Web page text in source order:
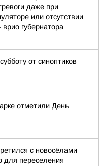
даже при
или отсутствии
губернатора
от синоптиков
отметили День
с новосёлами
для переселения